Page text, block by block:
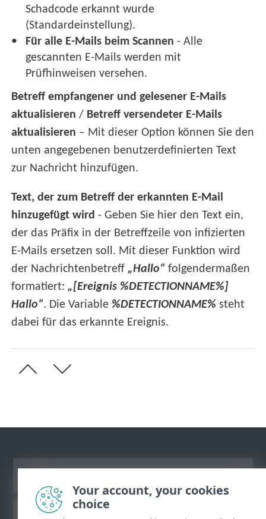
Schadcode erkannt wurde
(Standardeinstellung).
Für alle E-Mails beim Scannen - Alle
gescannten E-Mails werden mit
Prüfhinweisen versehen.
Betreff empfangener und gelesener E-Mails
aktualisieren / Betreff versendeter E-Mails
aktualisieren – Mit dieser Option können Sie den
unten angegebenen benutzerdefinierten Text
zur Nachricht hinzufügen.
Text, der zum Betreff der erkannten E-Mail
hinzugefügt wird - Geben Sie hier den Text ein,
der das Präfix in der Betreffzeile von infizierten
E-Mails ersetzen soll. Mit dieser Funktion wird
der Nachrichtenbetreff „Hallo“ folgendermaßen
formatiert: „[Ereignis %DETECTIONNAME%]
Hallo“. Die Variable %DETECTIONNAME% steht
dabei für das erkannte Ereignis.
ESET Knowledgebase
Your account, your cookies
choice